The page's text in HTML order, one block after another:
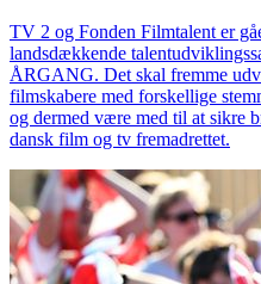
TV 2 og Fonden Filmtalent er
landsdækkende
ÅRGANG. Det skal fremme
filmskabere med forskellige
og dermed være med til at sikre
dansk film og tv fremadrettet.